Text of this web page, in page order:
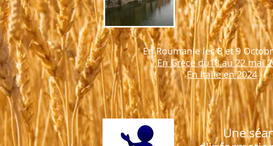
En Roumanie les 8 et 9
En Grèce du18 au 22 mai
En Italie en 2024
Une